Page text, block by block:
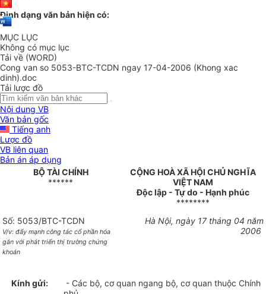
Định dạng văn bản hiện có:
MỤC LỤC
Không có mục lục
Tải về (WORD)
Cong van so 5053-BTC-TCDN ngay 17-04-2006 (Khong xac
dinh).doc
Tải lược đồ
Nội dung VB
Văn bản gốc
Tiếng anh
Lược đồ
VB liên quan
Bản án áp dụng
BỘ TÀI CHÍNH
******
CỘNG HOÀ XÃ HỘI CHỦ NGHĨA
VIỆT NAM
Độc lập - Tự do - Hạnh phúc
********
Số: 5053/BTC-TCDN
V/v: đẩy mạnh công tác cổ phần hóa
gắn với phát triển thị trường chứng
khoán
Hà Nội, ngày 17 tháng 04 năm
2006
Kính gửi:
- Các bộ, cơ quan ngang bộ, cơ quan thuộc Chính